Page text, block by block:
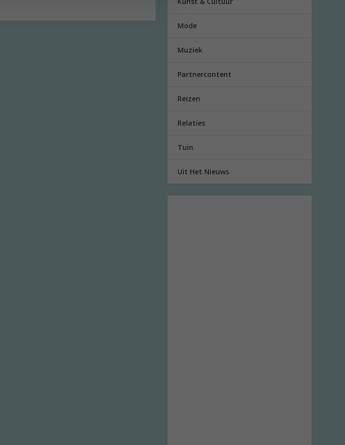
Mode
Muziek
Partnercontent
Reizen
Relaties
Tuin
Uit Het Nieuws